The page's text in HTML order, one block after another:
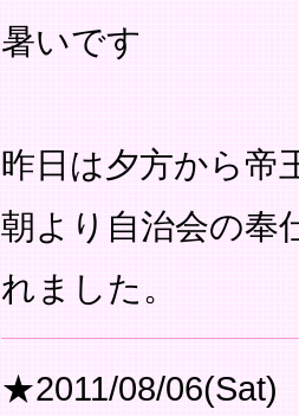
暑いです
昨日は夕方から
朝より自治会の
れました。
★2011/08/06(Sat)